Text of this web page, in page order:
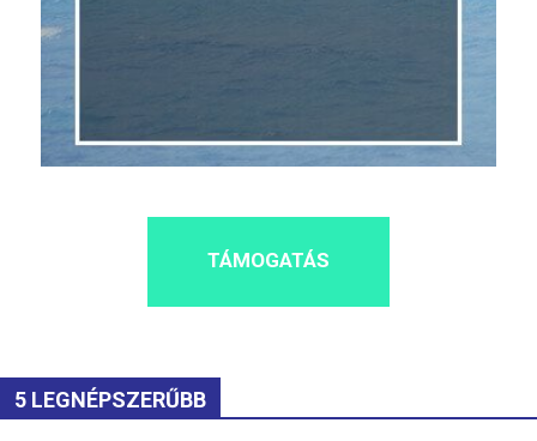
TÁMOGATÁS
5 LEGNÉPSZERŰBB